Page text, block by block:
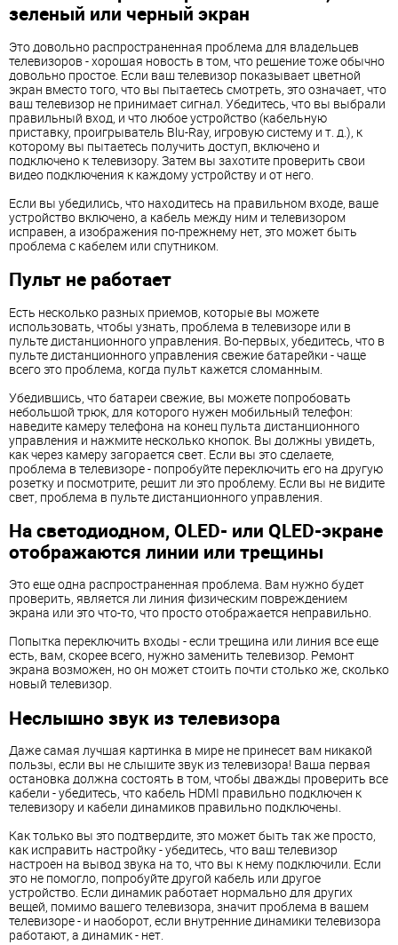
зеленый или черный экран
Это довольно распространенная проблема для владельцев
телевизоров - хорошая новость в том, что решение тоже обычно
довольно простое. Если ваш телевизор показывает цветной
экран вместо того, что вы пытаетесь смотреть, это означает, что
ваш телевизор не принимает сигнал. Убедитесь, что вы выбрали
правильный вход, и что любое устройство (кабельную
приставку, проигрыватель Blu-Ray, игровую систему и т. д.), к
которому вы пытаетесь получить доступ, включено и
подключено к телевизору. Затем вы захотите проверить свои
видео подключения к каждому устройству и от него.
Если вы убедились, что находитесь на правильном входе, ваше
устройство включено, а кабель между ним и телевизором
исправен, а изображения по-прежнему нет, это может быть
проблема с кабелем или спутником.
Пульт не работает
Есть несколько разных приемов, которые вы можете
использовать, чтобы узнать, проблема в телевизоре или в
пульте дистанционного управления. Во-первых, убедитесь, что в
пульте дистанционного управления свежие батарейки - чаще
всего это проблема, когда пульт кажется сломанным.
Убедившись, что батареи свежие, вы можете попробовать
небольшой трюк, для которого нужен мобильный телефон:
наведите камеру телефона на конец пульта дистанционного
управления и нажмите несколько кнопок. Вы должны увидеть,
как через камеру загорается свет. Если вы это сделаете,
проблема в телевизоре - попробуйте переключить его на другую
розетку и посмотрите, решит ли это проблему. Если вы не видите
свет, проблема в пульте дистанционного управления.
На светодиодном, OLED- или QLED-экране
отображаются линии или трещины
Это еще одна распространенная проблема. Вам нужно будет
проверить, является ли линия физическим повреждением
экрана или это что-то, что просто отображается неправильно.
Попытка переключить входы - если трещина или линия все еще
есть, вам, скорее всего, нужно заменить телевизор. Ремонт
экрана возможен, но он может стоить почти столько же, сколько
новый телевизор.
Неслышно звук из телевизора
Даже самая лучшая картинка в мире не принесет вам никакой
пользы, если вы не слышите звук из телевизора! Ваша первая
остановка должна состоять в том, чтобы дважды проверить все
кабели - убедитесь, что кабель HDMI правильно подключен к
телевизору и кабели динамиков правильно подключены.
Как только вы это подтвердите, это может быть так же просто,
как исправить настройку - убедитесь, что ваш телевизор
настроен на вывод звука на то, что вы к нему подключили. Если
это не помогло, попробуйте другой кабель или другое
устройство. Если динамик работает нормально для других
вещей, помимо вашего телевизора, значит проблема в вашем
телевизоре - и наоборот, если внутренние динамики телевизора
работают, а динамик - нет.